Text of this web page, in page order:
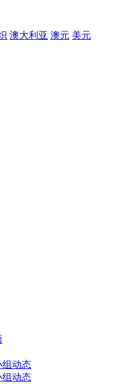
澳大利亚 澳元 美元
组动态
组动态